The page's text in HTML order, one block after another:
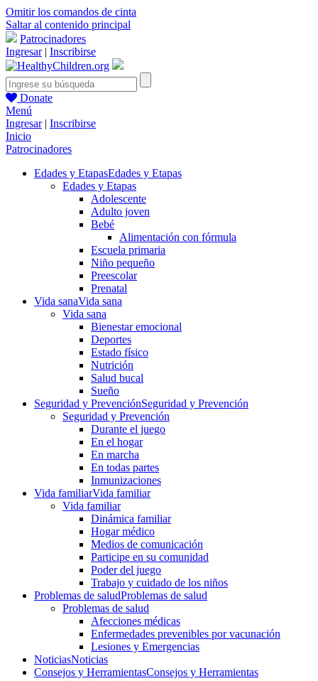
Omitir los comandos de cinta
Saltar al contenido principal
Patrocinadores
Ingresar| Inscribirse
Donate
Menú
Ingresar| Inscribirse
Inicio
Patrocinadores
Edades y EtapasEdades y Etapas
Edades y Etapas
Adolescente
Adulto joven
Bebé
Alimentación con fórmula
Escuela primaria
Niño pequeño
Preescolar
Prenatal
Vida sanaVida sana
Vida sana
Bienestar emocional
Deportes
Estado físico
Nutrición
Salud bucal
Sueño
Seguridad y PrevenciónSeguridad y Prevención
Seguridad y Prevención
Durante el juego
En el hogar
En marcha
En todas partes
Inmunizaciones
Vida familiarVida familiar
Vida familiar
Dinámica familiar
Hogar médico
Medios de comunicación
Participe en su comunidad
Poder del juego
Trabajo y cuidado de los niños
Problemas de saludProblemas de salud
Problemas de salud
Afecciones médicas
Enfermedades prevenibles por vacunación
Lesiones y Emergencias
NoticiasNoticias
Consejos y HerramientasConsejos y Herramientas